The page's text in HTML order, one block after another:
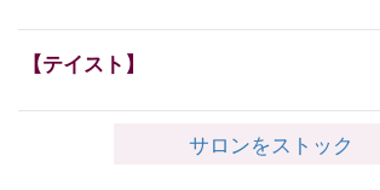
【テイスト】
サロンをストック